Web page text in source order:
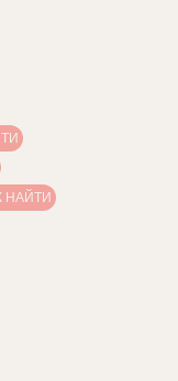
НАЙТИ